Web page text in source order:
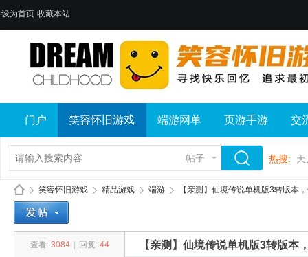
设为首页 收藏本站
门户 笑容怀旧游戏 端游网单 页游手游 交
帖子 热搜:
笑容怀旧游戏
›
精品游戏 端游
›
【亲测】仙境传说单机版3转版本
查看: 3084 回复: 44 【亲测】仙境传说单机版3转版本